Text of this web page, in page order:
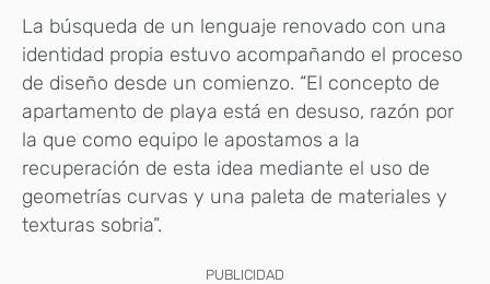
La búsqueda de un lenguaje renovado con una
identidad propia estuvo acompañando el proceso
de diseño desde un comienzo. “El concepto de
apartamento de playa está en desuso, razón por
la que como equipo le apostamos a la
recuperación de esta idea mediante el uso de
geometrías curvas y una paleta de materiales y
texturas sobria”.
PUBLICIDAD